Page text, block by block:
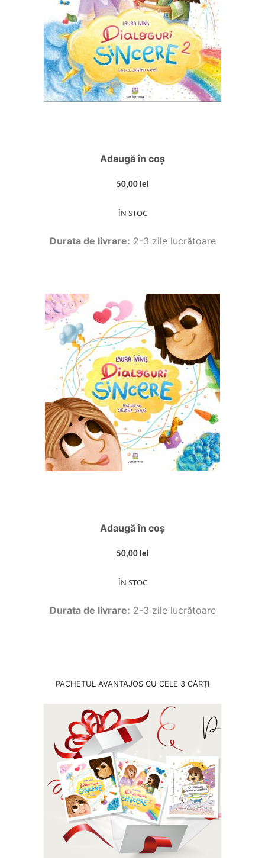
Adaugă în coș
50,00 lei
ÎN STOC
Durata de livrare: 2-3 zile lucrătoare
Adaugă în coș
50,00 lei
ÎN STOC
Durata de livrare: 2-3 zile lucrătoare
PACHETUL AVANTAJOS CU CELE 3 CĂRȚI